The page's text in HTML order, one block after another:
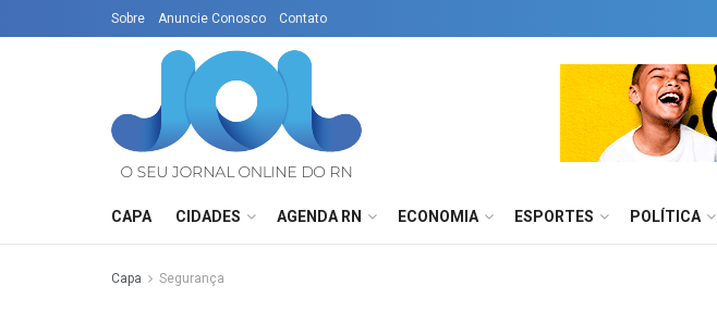
Sobre Anuncie Conosco Contato
CAPA CIDADES AGENDA RN ECONOMIA ESPORTES POLÍTICA
Capa Segurança